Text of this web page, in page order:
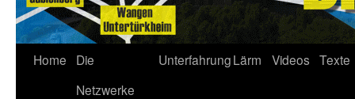
Home
Die
Netzwerke
UnterfahrungLärm Videos Texte